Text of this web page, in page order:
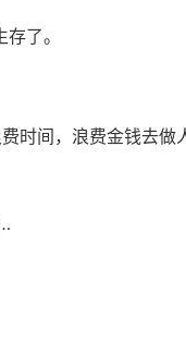
了。
时间，浪费金钱去做